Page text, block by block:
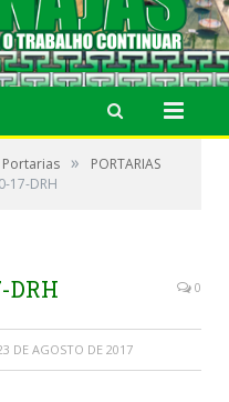
Portarias »
PORTARIAS
17-DRH
DRH 0
DE AGOSTO DE 2017